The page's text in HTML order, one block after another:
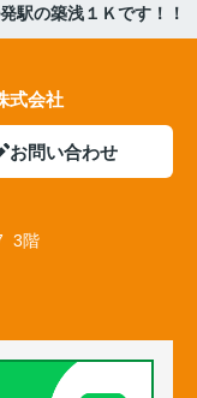
駅の築浅１Ｋです！！
式会社
お問い合わせ
3階